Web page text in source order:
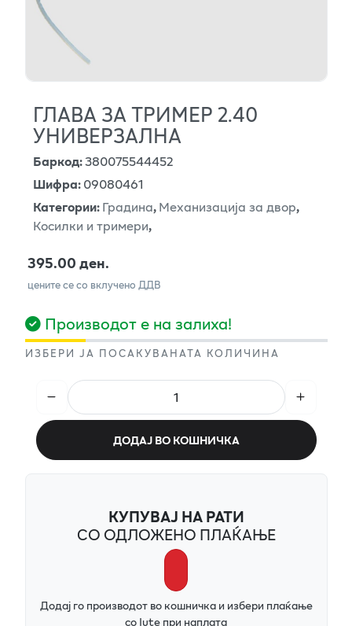
ГЛАВА ЗА ТРИМЕР 2.40
УНИВЕРЗАЛНА
Баркод:380075544452
Шифра:09080461
Категории:Градина,Механизација за двор,
Косилки и тримери,
395.00 ден.
цените се со вклучено ДДВ
Производот е на залиха!
ИЗБЕРИ ЈА ПОСАКУВАНАТА КОЛИЧИНА
ДОДАЈ ВО КОШНИЧКА
КУПУВАЈ НА РАТИ
СО ОДЛОЖЕНО ПЛАЌАЊЕ
Додај го производот во кошничка и избери плаќање
со Iute при наплата